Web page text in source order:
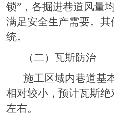
锁”，各掘进巷道风量
满足安全生产需要。
统。
（二）瓦斯防治
施工区域内巷道基
相对较小，预计瓦斯绝
左右。